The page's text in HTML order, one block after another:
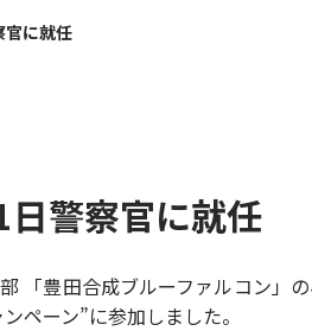
官に就任
警察官に就任
「豊田合成ブルーファルコン」
ペーン”に参加しました。